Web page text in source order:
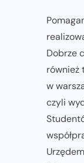
Dobrze
również
w
czyli